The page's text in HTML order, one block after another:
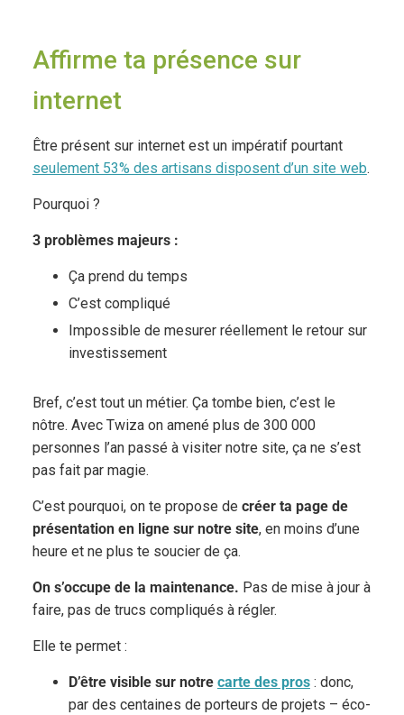
Affirme ta présence sur
internet
Être présent sur internet est un impératif pourtant
seulement 53% des artisans disposent d’un site web.
Pourquoi ?
3 problèmes majeurs :
Ça prend du temps
C’est compliqué
Impossible de mesurer réellement le retour sur
investissement
Bref, c’est tout un métier. Ça tombe bien, c’est le
nôtre. Avec Twiza on amené plus de 300 000
personnes l’an passé à visiter notre site, ça ne s’est
pas fait par magie.
C’est pourquoi, on te propose de créer ta page de
présentation en ligne sur notre site, en moins d’une
heure et ne plus te soucier de ça.
On s’occupe de la maintenance. Pas de mise à jour à
faire, pas de trucs compliqués à régler.
Elle te permet :
D’être visible sur notre carte des pros: donc,
par des centaines de porteurs de projets – éco-